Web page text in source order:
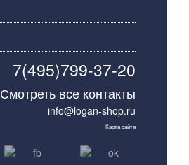
7(495)799-37-20
Смотреть все контакты
info@logan-shop.ru
Карта сайта